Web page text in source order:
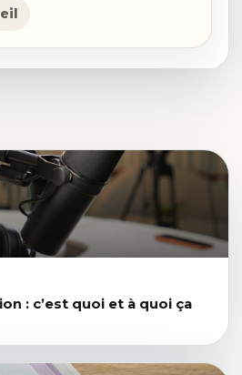
: c’est quoi et à quoi ça